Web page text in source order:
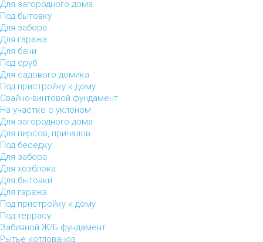
Для загородного дома
Под бытовку
Для забора
Для гаража
Для бани
Под сруб
Для садового домика
Под пристройку к дому
Свайно-винтовой фундамент
На участке с уклоном
Для загородного дома
Для пирсов, причалов
Под беседку
Для забора
Для хозблока
Для бытовки
Для гаража
Под пристройку к дому
Под террасу
Забивной Ж/Б фундамент
Рытье котлованов